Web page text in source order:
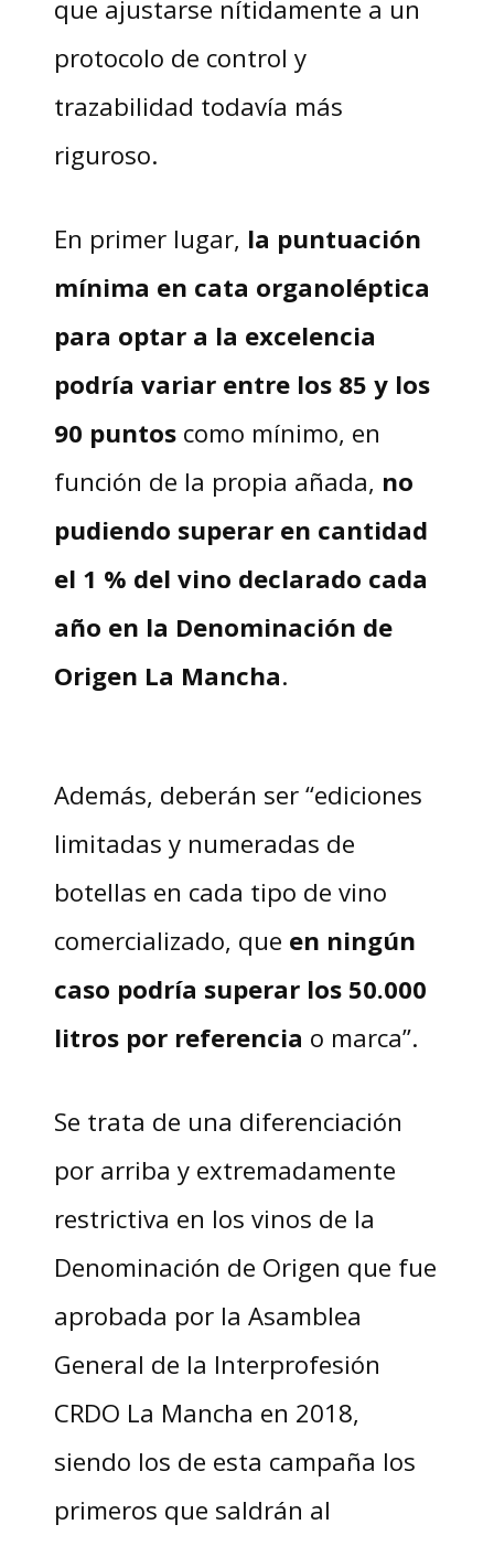
que ajustarse nítidamente a un
protocolo de control y
trazabilidad todavía más
riguroso.
En primer lugar, la puntuación
mínima en cata organoléptica
para optar a la excelencia
podría variar entre los 85 y los
90 puntoscomo mínimo, en
función de la propia añada, no
pudiendo superar en cantidad
el 1 % del vino declarado cada
año en la Denominación de
Origen La Mancha.
Además, deberán ser “ediciones
limitadas y numeradas de
botellas en cada tipo de vino
comercializado, que en ningún
caso podría superar los 50.000
litros por referencia o marca”.
Se trata de una diferenciación
por arriba y extremadamente
restrictiva en los vinos de la
Denominación de Origen que fue
aprobada por la Asamblea
General de la Interprofesión
CRDO La Mancha en 2018,
siendo los de esta campaña los
primeros que saldrán al